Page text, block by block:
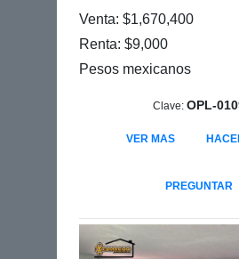
Venta: $1,670,400
Renta: $9,000
Pesos mexicanos
Clave: OPL-
VER MAS
PREGUNTAR